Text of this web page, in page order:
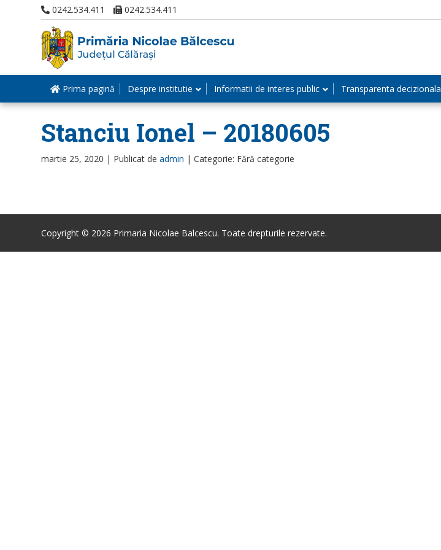
0242.534.411 0242.534.411
Prima pagină Despre institutie Informatii de interes public Transparenta decizionala
Stanciu Ionel – 20180605
martie 25, 2020 | Publicat de admin | Categorie: Fără categorie
Copyright © 2026 Primaria Nicolae Balcescu. Toate drepturile rezervate.